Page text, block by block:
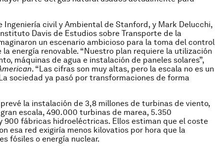
Ingeniería civil y Ambiental de Stanford, y Mark Delucchi,
Davis de Estudios sobre Transporte de la
un escenario ambicioso para la toma del control
energía renovable. “Nuestro plan requiere la utilización
máquinas de agua e instalación de paneles solares”,
. “Las cifras son muy altas, pero la escala no es un
sociedad ya pasó por transformaciones de forma
la instalación de 3,8 millones de turbinas de viento,
escala, 490.000 turbinas de marea, 5.350
900 fábricas hidroeléctricas. Ellos estiman que el coste
esa red exigiría menos kilovatios por hora que la
fósiles o energía nuclear.